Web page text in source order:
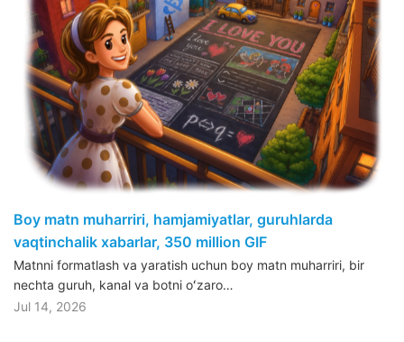
Boy matn muharriri, hamjamiyatlar, guruhlarda
vaqtinchalik xabarlar, 350 million GIF
Matnni formatlash va yaratish uchun boy matn muharriri, bir
nechta guruh, kanal va botni oʻzaro…
Jul 14, 2026